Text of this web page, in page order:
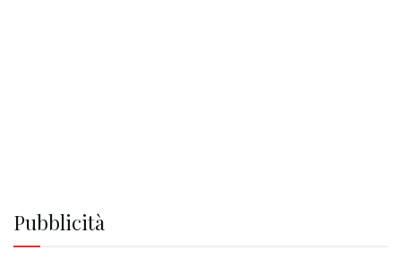
Pubblicità